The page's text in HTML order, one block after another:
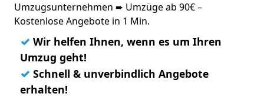
Umzugsunternehmen ➨ Umzüge ab 90€ –
Kostenlose Angebote in 1 Min.
✓ Wir helfen Ihnen, wenn es um Ihren
Umzug geht!
✓ Schnell & unverbindlich Angebote
erhalten!